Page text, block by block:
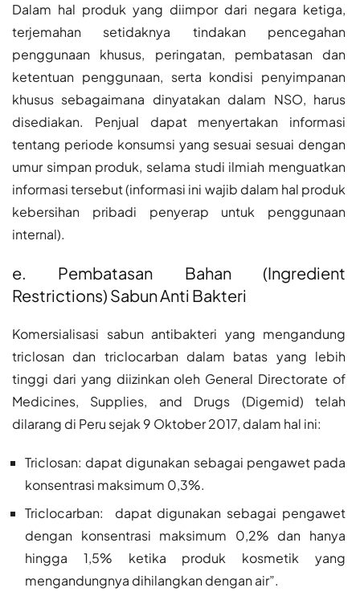
Dalam hal produk yang diimpor dari negara ketiga,
terjemahan setidaknya tindakan pencegahan
penggunaan khusus, peringatan, pembatasan dan
ketentuan penggunaan, serta kondisi penyimpanan
khusus sebagaimana dinyatakan dalam NSO, harus
disediakan. Penjual dapat menyertakan informasi
tentang periode konsumsi yang sesuai sesuai dengan
umur simpan produk, selama studi ilmiah menguatkan
informasi tersebut (informasi ini wajib dalam hal produk
kebersihan pribadi penyerap untuk penggunaan
internal).
e. Pembatasan Bahan (Ingredient
Restrictions) Sabun Anti Bakteri
Komersialisasi sabun antibakteri yang mengandung
triclosan dan triclocarban dalam batas yang lebih
tinggi dari yang diizinkan oleh General Directorate of
Medicines, Supplies, and Drugs (Digemid) telah
dilarang di Peru sejak 9 Oktober 2017, dalam hal ini:
Triclosan: dapat digunakan sebagai pengawet pada
konsentrasi maksimum 0,3%.
Triclocarban: dapat digunakan sebagai pengawet
dengan konsentrasi maksimum 0,2% dan hanya
hingga 1,5% ketika produk kosmetik yang
mengandungnya dihilangkan dengan air”.